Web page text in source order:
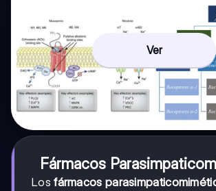
Ver
Fármacos
Losfármacos